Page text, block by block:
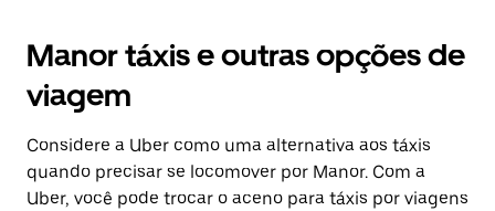
Manor táxis e outras opções de
viagem
Considere a Uber como uma alternativa aos táxis
quando precisar se locomover por Manor. Com a
Uber, você pode trocar o aceno para táxis por viagens